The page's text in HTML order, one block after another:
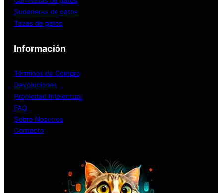
Sudaderas de gatos
Tazas de gatos
Información
Términos de Compra
Devoluciones
Propiedad Intelectual
FAQ
Sobre Nosotros
Contacto